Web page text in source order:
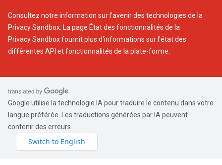
Consultez notre information sur l'avenir des technologies de la
Privacy Sandbox . La page État des fonctionnalités de la
Privacy Sandboxfournit plus d'informations sur l'état des
différentes API et fonctionnalités de la plate-forme.
Google utilise la technologie IA pour traduire le contenu dans votre
langue préférée. Les traductions générées par IA peuvent
contenir des erreurs.